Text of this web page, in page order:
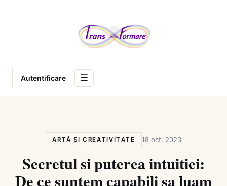
Autentificare ☰
ARTĂ ȘI CREATIVITATE 18 oct. 2023
Secretul si puterea intuitiei:
De ce suntem capabili sa luam